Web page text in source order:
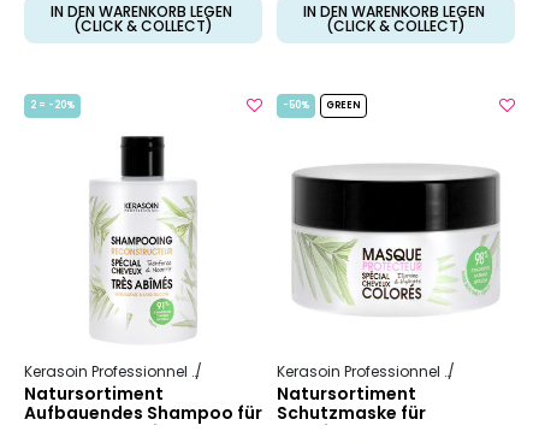
IN DEN WARENKORB LEGEN
(CLICK & COLLECT)
IN DEN WARENKORB LEGEN
(CLICK & COLLECT)
2 = -20%
Kerasoin Professionnel Rekonstruierend und pflegend
Natursortiment
Aufbauendes Shampoo für
stark geschädigtes Haar
-50% GREEN
Kerasoin Professionnel
Natursortiment
Schutzmaske für
coloriertes Haar